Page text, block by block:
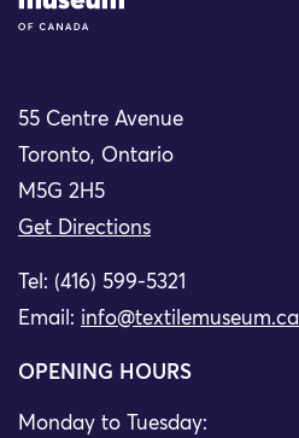
55 Centre Avenue
Toronto, Ontario
M5G 2H5
Get Directions
Tel: (416) 599-5321
Email: info@textilemuseum.ca
OPENING HOURS
Monday to Tuesday: